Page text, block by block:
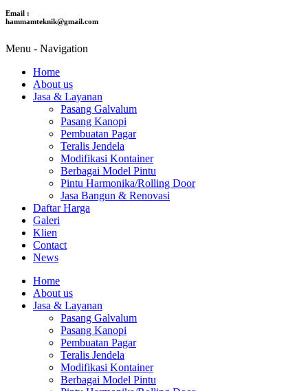
Email :
hammamteknik@gmail.com
Menu - Navigation
Home
About us
Jasa & Layanan
Pasang Galvalum
Pasang Kanopi
Pembuatan Pagar
Teralis Jendela
Modifikasi Kontainer
Berbagai Model Pintu
Pintu Harmonika/Rolling Door
Jasa Bangun & Renovasi
Daftar Harga
Galeri
Klien
Contact
News
Home
About us
Jasa & Layanan
Pasang Galvalum
Pasang Kanopi
Pembuatan Pagar
Teralis Jendela
Modifikasi Kontainer
Berbagai Model Pintu